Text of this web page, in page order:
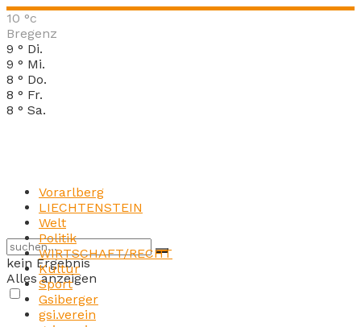
10 °c
Bregenz
9 ° Di.
9 ° Mi.
8 ° Do.
8 ° Fr.
8 ° Sa.
kein Ergebnis
Alles anzeigen
Vorarlberg
LIECHTENSTEIN
Welt
Politik
WIRTSCHAFT/RECHT
Kultur
Sport
Gsiberger
gsi.verein